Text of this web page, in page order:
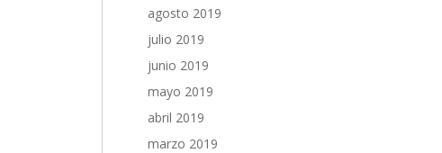
agosto 2019
julio 2019
junio 2019
mayo 2019
abril 2019
marzo 2019